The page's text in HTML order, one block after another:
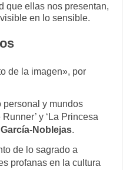
que ellas nos presentan,
en lo sensible.
de la imagen», por
y mundos
y ‘La Princesa
Noblejas.
de lo sagrado a
profanas en la cultura